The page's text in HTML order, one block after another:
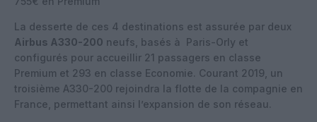
La desserte de ces 4 destinations est assurée par deux
Airbus A330-200 neufs, basés à Paris-Orly et
configurés pour accueillir 21 passagers en classe
Premium et 293 en classe Economie. Courant 2019, un
troisième A330-200 rejoindra la flotte de la compagnie en
France, permettant ainsi l’expansion de son réseau.